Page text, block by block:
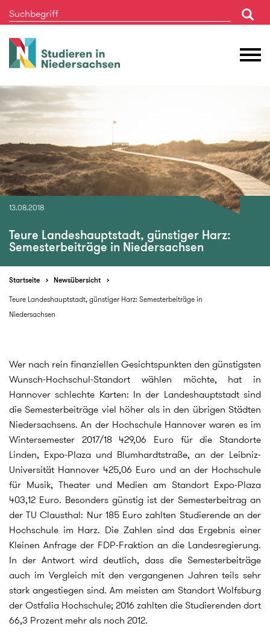
Studieren
in
13.08.2018
Teure Landeshauptstadt, günstiger Harz:
Semesterbeiträge in Niedersachsen
Startseite
Newsübersicht
Teure Landeshauptstadt, günstiger Harz: Semesterbeiträge in
Niedersachsen
Wer nach rein finanziellen Gesichtspunkten den günstigsten
Wunsch-Hochschul-Standort wählen möchte, hat in
Hannover schlechte Karten: In der Landeshauptstadt sind
die Semesterbeiträge viel höher als in den übrigen Städten
Niedersachsens. An der Hochschule Hannover waren es im
Wintersemester 2017/18 429,06 Euro für die Standorte
Linden, Expo-Plaza und Blumhardtstraße, an der Leibniz-
Universität Hannover 425,06 Euro und an der Hochschule
für Musik, Theater und Medien am Standort Expo-Plaza
403,12 Euro. Besonders günstig ist der Semesterbeitrag an
der TU Clausthal: Nur 185 Euro zahlten Studierende an der
Hochschule im Harz. Die Zahlen sind das Ergebnis einer
Kleinen Anfrage der FDP-Fraktion an die Landesregierung.
In der Antwort wird deutlich, dass die Semesterbeiträge
auch im Vergleich mit den vergangenen Jahren teils sehr
stark angestiegen sind. Am meisten am Standort Wolfsburg
der Ostfalia Hochschule; 2016 zahlten die Studierenden dort
66,3 Prozent mehr als noch 2012.